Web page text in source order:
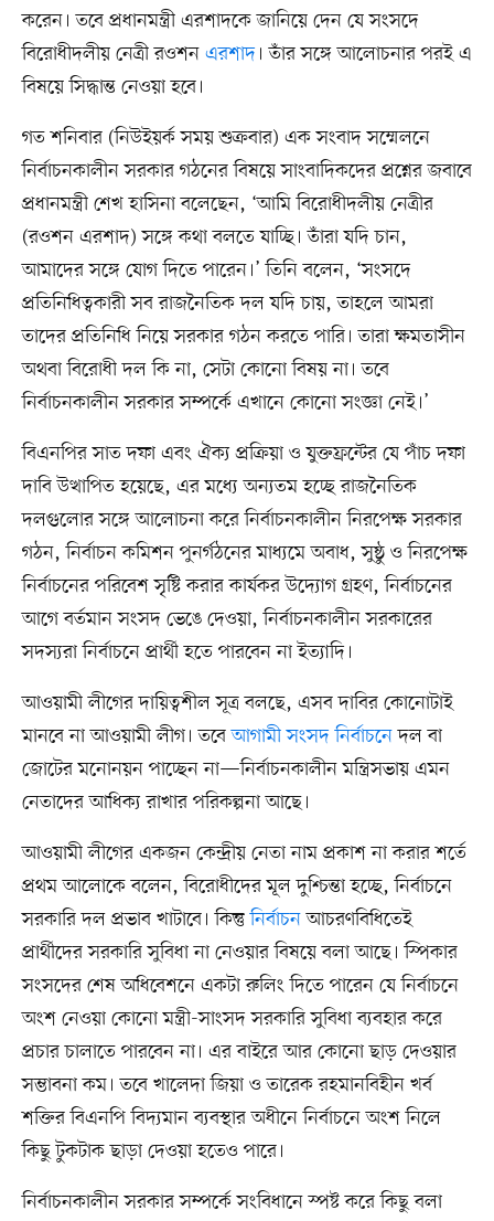
করেন। তবে প্রধানমন্ত্রী এরশাদকে জানিয়ে দেন যে সংসদে
বিরোধীদলীয় নেত্রী রওশন এরশাদ। তাঁর সঙ্গে আলোচনার পরই এ
বিষয়ে সিদ্ধান্ত নেওয়া হবে।
গত শনিবার (নিউইয়র্ক সময় শুক্রবার) এক সংবাদ সম্মেলনে
নির্বাচনকালীন সরকার গঠনের বিষয়ে সাংবাদিকদের প্রশ্নের জবাবে
প্রধানমন্ত্রী শেখ হাসিনা বলেছেন, ‘আমি বিরোধীদলীয় নেত্রীর
(রওশন এরশাদ) সঙ্গে কথা বলতে যাচ্ছি। তাঁরা যদি চান,
আমাদের সঙ্গে যোগ দিতে পারেন।’ তিনি বলেন, ‘সংসদে
প্রতিনিধিত্বকারী সব রাজনৈতিক দল যদি চায়, তাহলে আমরা
তাদের প্রতিনিধি নিয়ে সরকার গঠন করতে পারি। তারা ক্ষমতাসীন
অথবা বিরোধী দল কি না, সেটা কোনো বিষয় না। তবে
নির্বাচনকালীন সরকার সম্পর্কে এখানে কোনো সংজ্ঞা নেই।’
বিএনপির সাত দফা এবং ঐক্য প্রক্রিয়া ও যুক্তফ্রন্টের যে পাঁচ দফা
দাবি উত্থাপিত হয়েছে, এর মধ্যে অন্যতম হচ্ছে রাজনৈতিক
দলগুলোর সঙ্গে আলোচনা করে নির্বাচনকালীন নিরপেক্ষ সরকার
গঠন, নির্বাচন কমিশন পুনর্গঠনের মাধ্যমে অবাধ, সুষ্ঠু ও নিরপেক্ষ
নির্বাচনের পরিবেশ সৃষ্টি করার কার্যকর উদ্যোগ গ্রহণ, নির্বাচনের
আগে বর্তমান সংসদ ভেঙে দেওয়া, নির্বাচনকালীন সরকারের
সদস্যরা নির্বাচনে প্রার্থী হতে পারবেন না ইত্যাদি।
আওয়ামী লীগের দায়িত্বশীল সূত্র বলছে, এসব দাবির কোনোটাই
মানবে না আওয়ামী লীগ। তবেআগামী সংসদ নির্বাচনেদল বা
জোটের মনোনয়ন পাচ্ছেন না—নির্বাচনকালীন মন্ত্রিসভায় এমন
নেতাদের আধিক্য রাখার পরিকল্পনা আছে।
আওয়ামী লীগের একজন কেন্দ্রীয় নেতা নাম প্রকাশ না করার শর্তে
প্রথম আলোকে বলেন, বিরোধীদের মূল দুশ্চিন্তা হচ্ছে, নির্বাচনে
সরকারি দল প্রভাব খাটাবে। কিন্তুনির্বাচনআচরণবিধিতেই
প্রার্থীদের সরকারি সুবিধা না নেওয়ার বিষয়ে বলা আছে। স্পিকার
সংসদের শেষ অধিবেশনে একটা রুলিং দিতে পারেন যে নির্বাচনে
অংশ নেওয়া কোনো মন্ত্রী-সাংসদ সরকারি সুবিধা ব্যবহার করে
প্রচার চালাতে পারবেন না। এর বাইরে আর কোনো ছাড় দেওয়ার
সম্ভাবনা কম। তবে খালেদা জিয়া ও তারেক রহমানবিহীন খর্ব
শক্তির বিএনপি বিদ্যমান ব্যবস্থার অধীনে নির্বাচনে অংশ নিলে
কিছু টুকটাক ছাড়া দেওয়া হতেও পারে।
নির্বাচনকালীন সরকার সম্পর্কে সংবিধানে স্পষ্ট করে কিছু বলা